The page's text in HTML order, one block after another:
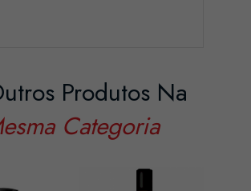
Produtos Na
Categoria